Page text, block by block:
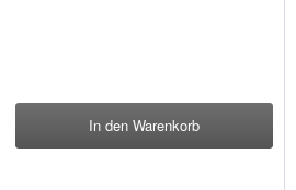
In den Warenkorb